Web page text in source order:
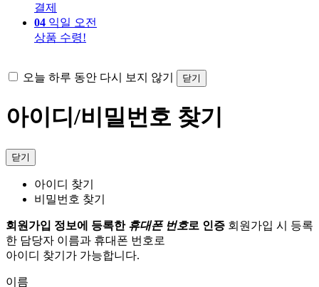
결제
04 익일 오전
상품 수령!
오늘 하루 동안 다시 보지 않기 닫기
아이디/비밀번호 찾기
닫기
아이디 찾기
비밀번호 찾기
회원가입 정보에 등록한 휴대폰 번호로 인증 회원가입 시 등록
한 담당자 이름과 휴대폰 번호로
아이디 찾기가 가능합니다.
이름